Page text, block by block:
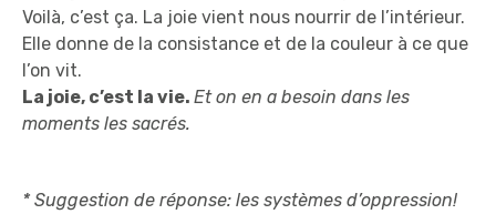
Voilà, c’est ça. La joie vient nous nourrir de l’intérieur.
Elle donne de la consistance et de la couleur à ce que
l’on vit.
La joie, c’est la vie. Et on en a besoin dans les
moments les sacrés.
* Suggestion de réponse: les systèmes d’oppression!